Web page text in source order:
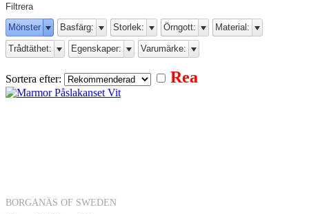
Filtrera
Mönster
Basfärg: Storlek: Örngott: Material:
Trådtäthet: Egenskaper: Varumärke:
Sortera efter: Rea
BORGANÄS OF SWEDEN